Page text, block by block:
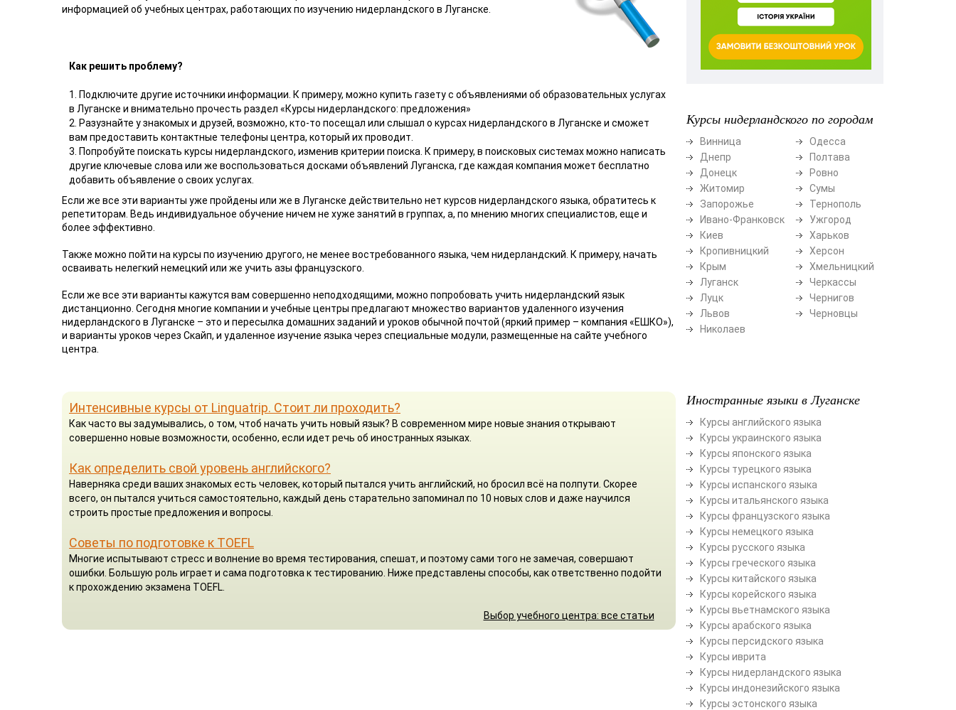
информацией об учебных центрах, работающих по изучению нидерландского в Луганске.
Как решить проблему?
1. Подключите другие источники информации. К примеру, можно купить газету с объявлениями об образовательных услугах
в Луганске и внимательно прочесть раздел «Курсы нидерландского: предложения»
2. Разузнайте у знакомых и друзей, возможно, кто-то посещал или слышал о курсах нидерландского в Луганске и сможет
вам предоставить контактные телефоны центра, который их проводит.
3. Попробуйте поискать курсы нидерландского, изменив критерии поиска. К примеру, в поисковых системах можно написать
другие ключевые слова или же воспользоваться досками объявлений Луганска, где каждая компания может бесплатно
добавить объявление о своих услугах.
Если же все эти варианты уже пройдены или же в Луганске действительно нет курсов нидерландского языка, обратитесь к
репетиторам. Ведь индивидуальное обучение ничем не хуже занятий в группах, а, по мнению многих специалистов, еще и
более эффективно.
Также можно пойти на курсы по изучению другого, не менее востребованного языка, чем нидерландский. К примеру, начать
осваивать нелегкий немецкий или же учить азы французского.
Если же все эти варианты кажутся вам совершенно неподходящими, можно попробовать учить нидерландский язык
дистанционно. Сегодня многие компании и учебные центры предлагают множество вариантов удаленного изучения
нидерландского в Луганске – это и пересылка домашних заданий и уроков обычной почтой (яркий пример – компания «ЕШКО»),
и варианты уроков через Скайп, и удаленное изучение языка через специальные модули, размещенные на сайте учебного
центра.
Интенсивные курсы от Linguatrip. Стоит ли проходить?
Как часто вы задумывались, о том, чтоб начать учить новый язык? В современном мире новые знания открывают
совершенно новые возможности, особенно, если идет речь об иностранных языках.
Как определить свой уровень английского?
Наверняка среди ваших знакомых есть человек, который пытался учить английский, но бросил всё на полпути. Скорее
всего, он пытался учиться самостоятельно, каждый день старательно запоминал по 10 новых слов и даже научился
строить простые предложения и вопросы.
Советы по подготовке к TOEFL
Многие испытывают стресс и волнение во время тестирования, спешат, и поэтому сами того не замечая, совершают
ошибки. Большую роль играет и сама подготовка к тестированию. Ниже представлены способы, как ответственно подойти
к прохождению экзамена TOEFL.
Выбор учебного центра: все статьи
Курсы нидерландского по городам
Винница
Днепр
Донецк
Житомир
Запорожье
Ивано-Франковск
Киев
Кропивницкий
Крым
Луганск
Луцк
Львов
Николаев
Одесса
Полтава
Ровно
Сумы
Тернополь
Ужгород
Харьков
Херсон
Хмельницкий
Черкассы
Чернигов
Черновцы
Иностранные языки в Луганске
Курсы английского языка
Курсы украинского языка
Курсы японского языка
Курсы турецкого языка
Курсы испанского языка
Курсы итальянского языка
Курсы французского языка
Курсы немецкого языка
Курсы русского языка
Курсы греческого языка
Курсы китайского языка
Курсы корейского языка
Курсы вьетнамского языка
Курсы арабского языка
Курсы персидского языка
Курсы иврита
Курсы нидерландского языка
Курсы индонезийского языка
Курсы эстонского языка